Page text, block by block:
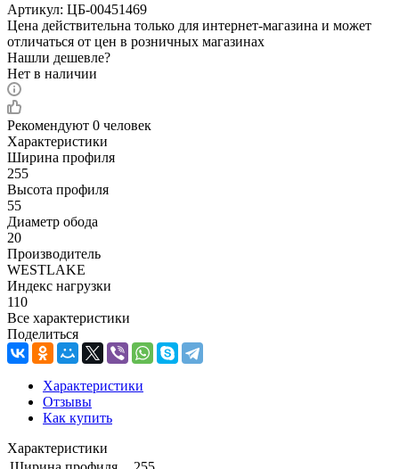
Артикул: ЦБ-00451469
Цена действительна только для интернет-магазина и может
отличаться от цен в розничных магазинах
Нашли дешевле?
Нет в наличии
Рекомендуют 0 человек
Характеристики
Ширина профиля
255
Высота профиля
55
Диаметр обода
20
Производитель
WESTLAKE
Индекс нагрузки
110
Все характеристики
Поделиться
Характеристики
Отзывы
Как купить
Характеристики